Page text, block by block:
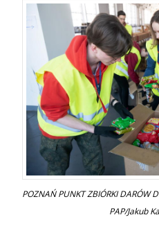
POZNAŃ PUNKT ZBIÓRKI DARÓW
PAP/Jakub